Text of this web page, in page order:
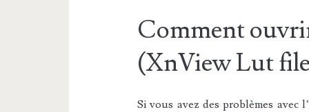
Comment
(XnView Lut
Si vous avez des problèmes